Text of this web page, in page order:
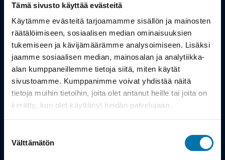
Tämä sivusto käyttää evästeitä
Käytämme evästeitä tarjoamamme sisällön ja mainosten
räätälöimiseen, sosiaalisen median ominaisuuksien
tukemiseen ja kävijämäärämme analysoimiseen. Lisäksi
jaamme sosiaalisen median, mainosalan ja analytiikka-
alan kumppaneillemme tietoja siitä, miten käytät
sivustoamme. Kumppanimme voivat yhdistää näitä
tietoja muihin tietoihin, joita olet antanut heille tai joita on
kerätty, kun olet käyttänyt heidän palvelujaan.
valinta
Välttämätön
Työsuhdepyörä
Info
Toimitus